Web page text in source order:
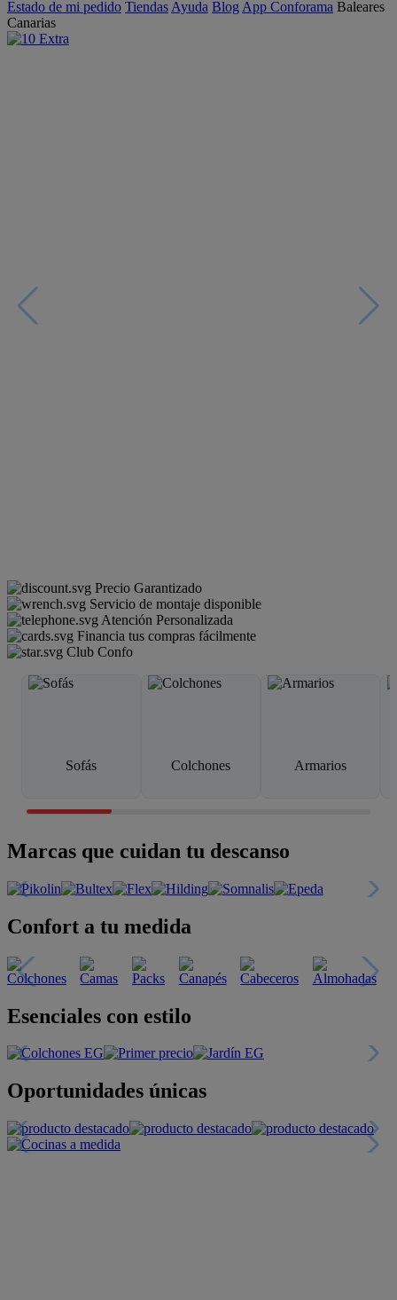
Estado de mi pedido Tiendas Ayuda Blog App Conforama Baleares
Canarias
Precio Garantizado
Servicio de montaje disponible
Atención Personalizada
Financia tus compras fácilmente
Club Confo
Sofás Colchones Armarios
Marcas que cuidan tu descanso
Confort a tu medida
Esenciales con estilo
Oportunidades únicas